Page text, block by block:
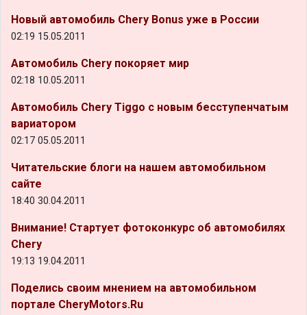
Новый автомобиль Chery Bonus уже в России
02:19 15.05.2011
Автомобиль Chery покоряет мир
02:18 10.05.2011
Автомобиль Chery Tiggo с новым бесступенчатым
вариатором
02:17 05.05.2011
Читательские блоги на нашем автомобильном
сайте
18:40 30.04.2011
Внимание! Стартует фотоконкурс об автомобилях
Chery
19:13 19.04.2011
Поделись своим мнением на автомобильном
портале CheryMotors.Ru